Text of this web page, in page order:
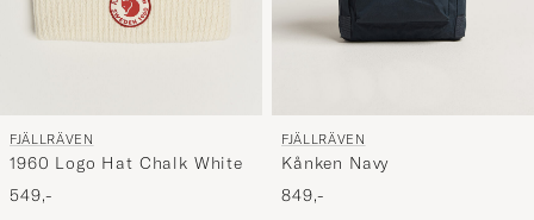
FJÄLLRÄVEN
1960 Logo Hat Chalk White
549,-
FJÄLLRÄVEN
Kånken Navy
849,-